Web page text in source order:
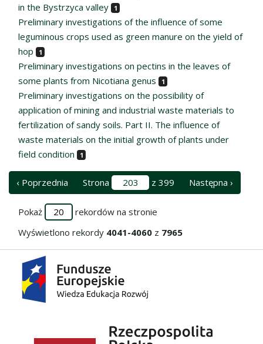
in the Bystrzyca valley
1
Preliminary investigations of the influence of some
leguminous crops used as green manure on the yield of
hop
1
Preliminary investigations on pectins in the leaves of
some plants from Nicotiana genus
1
Preliminary investigations on the possibility of
application of mining and industrial waste materials to
fertilization of sandy soils. Part II. The influence of
waste materials on the initial growth of plants under
field condition
1
‹ Poprzednia Strona z 399 Następna ›
Pokaż
rekordów na stronie
Wyświetlono rekordy 4041-4060 z 7965